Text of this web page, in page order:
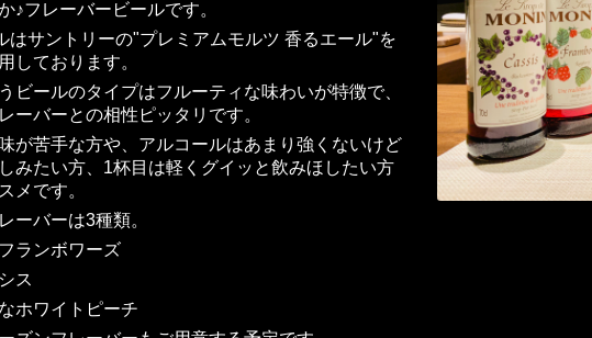
♪フレーバービールです。
はサントリーの"プレミアムモルツ 香るエール"を
しております。
ビールのタイプはフルーティな味わいが特徴で、
ーバーとの相性ピッタリです。
が苦手な方や、アルコールはあまり強くないけど
みたい方、1杯目は軽くグイッと飲みほしたい方
メです。
ーバーは3種類。
ランボワーズ
ス
ホワイトピーチ